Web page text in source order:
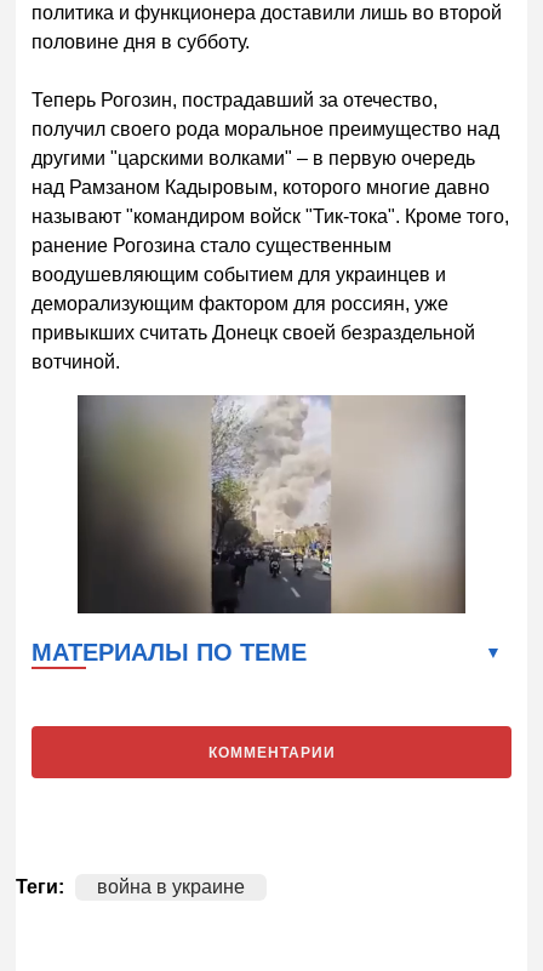
политика и функционера доставили лишь во второй
половине дня в субботу.
Теперь Рогозин, пострадавший за отечество,
получил своего рода моральное преимущество над
другими "царскими волками" – в первую очередь
над Рамзаном Кадыровым, которого многие давно
называют "командиром войск "Тик-тока". Кроме того,
ранение Рогозина стало существенным
воодушевляющим событием для украинцев и
деморализующим фактором для россиян, уже
привыкших считать Донецк своей безраздельной
вотчиной.
МАТЕРИАЛЫ ПО ТЕМЕ
КОММЕНТАРИИ
Теги: война в украине